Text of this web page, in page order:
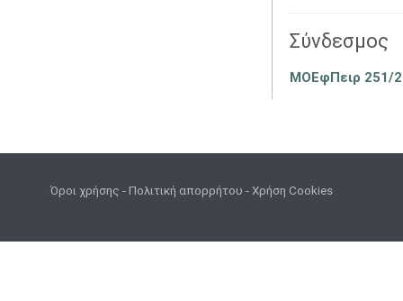
Σύνδεσμος
ΜΟΕφΠειρ 251/
Όροι χρήσης -Πολιτική απορρήτου -Χρήση Cookies